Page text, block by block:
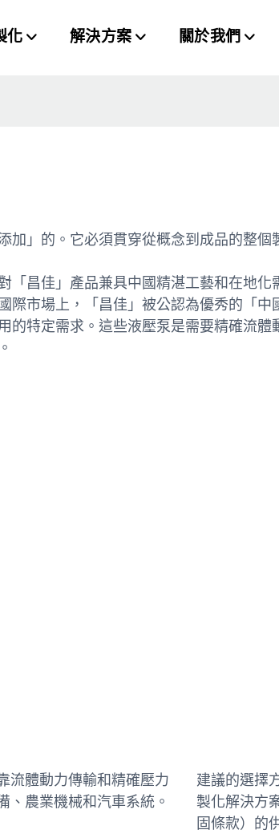
化 解決方案 關於我們
」的。它必須貫穿從概念到成品的整
昌佳」產品兼具中國精湛工藝和在地
市場上，「昌佳」被公認為優秀的「中
特定需求。這些液壓泵是需要精確流
流體動力傳輸和精確壓力
、農業機械和汽車系統。
建議的選擇
製化解決方
固條款）的